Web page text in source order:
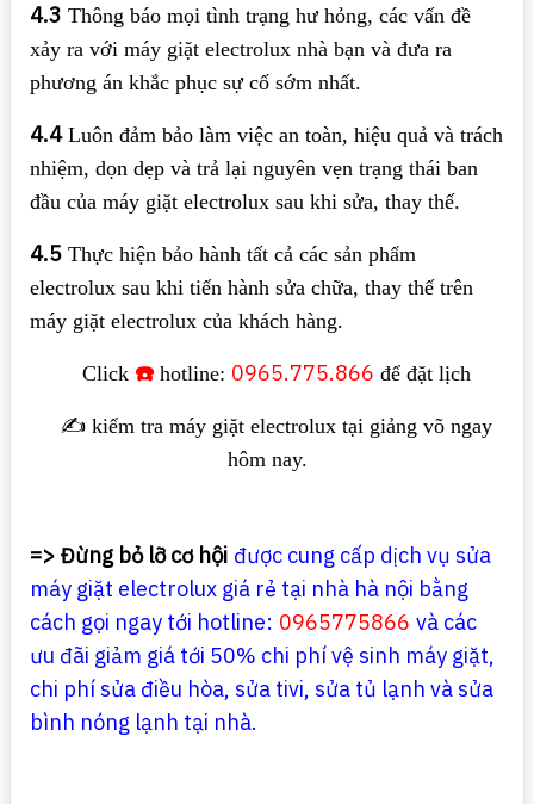
4.3 Thông báo mọi tình trạng hư hỏng, các vấn đề
xảy ra với máy giặt electrolux nhà bạn và đưa ra
phương án khắc phục sự cố sớm nhất.
4.4Luôn đảm bảo làm việc an toàn, hiệu quả và trách
nhiệm, dọn dẹp và trả lại nguyên vẹn trạng thái ban
đầu của máy giặt electrolux sau khi sửa, thay thế.
4.5 Thực hiện bảo hành tất cả các sản phẩm
electrolux sau khi tiến hành sửa chữa, thay thế trên
máy giặt electrolux của khách hàng.
Click ☎️hotline: 0965.775.866 để đặt lịch
✍️ kiểm tra máy giặt electrolux tại giảng võ ngay
hôm nay.
=> Đừng bỏ lỡ cơ hội được cung cấp dịch vụ sửa
máy giặt electrolux giá rẻ tại nhà hà nội bằng
cách gọi ngay tới hotline: 0965775866 và các
ưu đãi giảm giá tới 50% chi phí vệ sinh máy giặt,
chi phí sửa điều hòa, sửa tivi, sửa tủ lạnh và sửa
bình nóng lạnh tại nhà.